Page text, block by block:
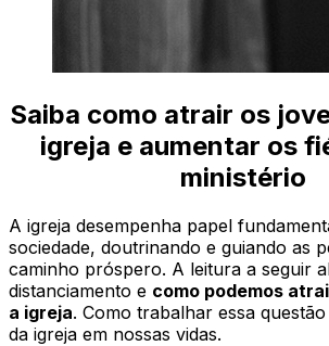
Saiba como atrair os
igreja e aumentar os
ministério
A igreja desempenha papel
sociedade, doutrinando e guiando as
caminho próspero. A leitura a seguir
distanciamento e como podemos
a igreja. Como trabalhar essa
da igreja em nossas vidas.